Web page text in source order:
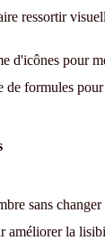
ressortir
d'icônes pour
de formules
sans
améliorer la